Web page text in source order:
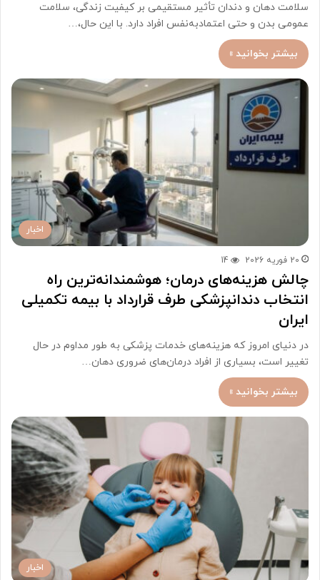
سلامت دهان و دندان تأثیر مستقیمی بر کیفیت زندگی، سلامت
عمومی بدن و حتی اعتمادبه‌نفس افراد دارد. با این حال،…
بیشتر بخوانید »
اخبار
20 فوریه 2026 14
چالش هزینه‌های درمان؛ هوشمندانه‌ترین راه
انتخاب دندانپزشکی طرف قرارداد با بیمه تکمیلی
ایران
در دنیای امروز که هزینه‌های خدمات پزشکی به طور مداوم در حال
تغییر است، بسیاری از افراد درمان‌های ضروری دهان…
بیشتر بخوانید »
اخبار